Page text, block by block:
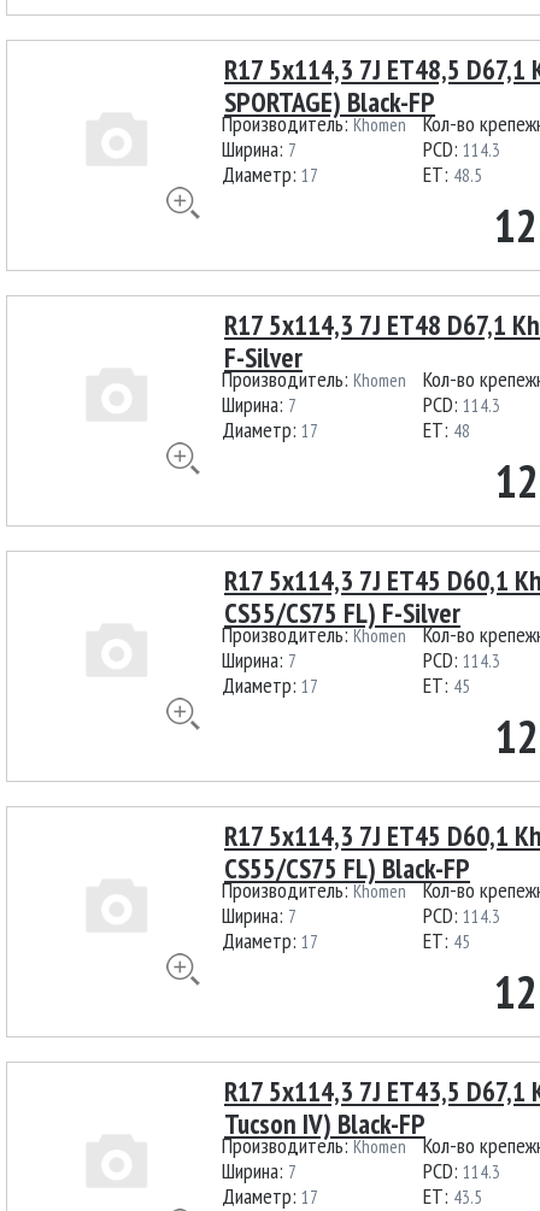
R17 5x114,3 7J ET48,5 D67,1
SPORTAGE) Black-FP
Производитель:Khomen
Ширина: 7
Диаметр: 17
Кол-во
PCD: 114.3
ET: 48.5
R17 5x114,3 7J ET48 D67,1
F-Silver
Производитель: Khomen
Ширина: 7
Диаметр: 17
Кол-во
PCD: 114.3
ET: 48
R17 5x114,3 7J ET45 D60,1
CS55/CS75 FL) F-Silver
Производитель:Khomen
Ширина: 7
Диаметр: 17
Кол-во
PCD: 114.3
ET: 45
R17 5x114,3 7J ET45 D60,1
CS55/CS75 FL) Black-FP
Производитель:Khomen
Ширина: 7
Диаметр: 17
Кол-во
PCD: 114.3
ET: 45
R17 5x114,3 7J ET43,5 D67,1
Tucson IV) Black-FP
Производитель:Khomen
Ширина: 7
Диаметр: 17
Кол-во
PCD: 114.3
ET: 43.5